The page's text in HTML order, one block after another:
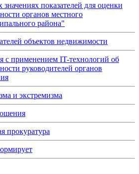
показателей для оценки
органов местного
района"
объектов недвижимости
с применением IT-технологий об
руководителей органов
и экстремизма
прокуратура